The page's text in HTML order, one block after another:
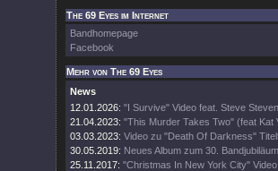
The 69 Eyes im Internet
Bandhomepage
Facebook
Mehr von The 69 Eyes
News
12.01.2026: "I Survive" Video feat. Steve
21.04.2023: "This Murder Takes Two" (feat Kat
03.03.2023: Video zu "Death Of Darkness"
30.05.2019: Neues Album zum 30. Bandjubiläum
25.11.2017: "Christmas In New York City" Video